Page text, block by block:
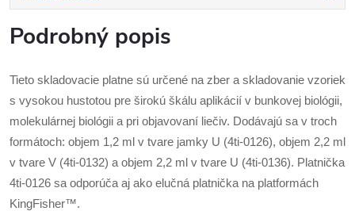
Podrobný popis
Tieto skladovacie platne sú určené na zber a skladovanie vzoriek
s vysokou hustotou pre širokú škálu aplikácií v bunkovej biológii,
molekulárnej biológii a pri objavovaní liečiv. Dodávajú sa v troch
formátoch: objem 1,2 ml v tvare jamky U (4ti-0126), objem 2,2 ml
v tvare V (4ti-0132) a objem 2,2 ml v tvare U (4ti-0136). Platnička
4ti-0126 sa odporúča aj ako elučná platnička na platformách
KingFisher™.